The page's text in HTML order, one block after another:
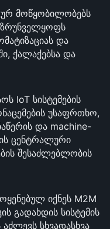
მოწყობილობებს
და
ქალაქებსა და
IoT სისტემების
უსაფრთხო,
და machine-
ცენტრალური
შესაძლებლობის
იქნეს M2M
გადახდის სისტემის
სხვადასხვა